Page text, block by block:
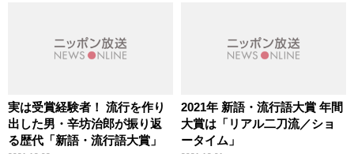
実は受賞経験者！ 流行を作り
出した男・辛坊治郎が振り返
る歴代「新語・流行語大賞」
2021年 新語・流行語大賞 年間
大賞は「リアル二刀流／ショ
ータイム」